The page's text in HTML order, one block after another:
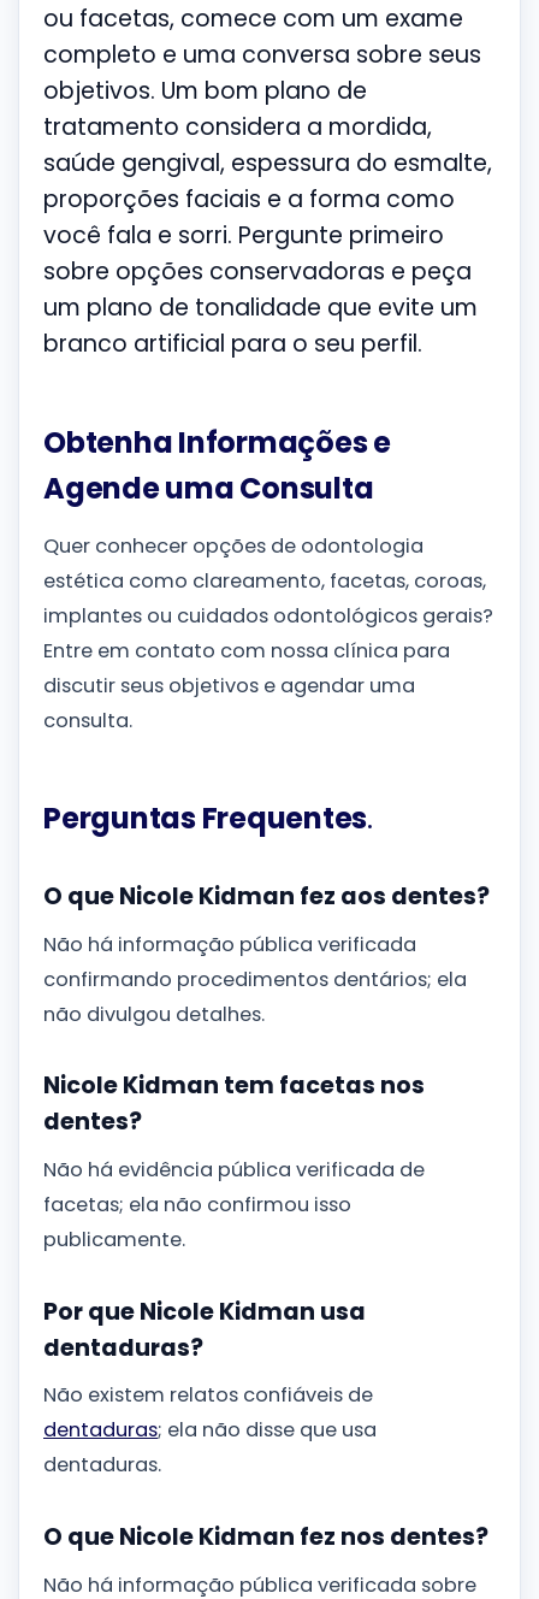
ou facetas, comece com um exame
completo e uma conversa sobre seus
objetivos. Um bom plano de
tratamento considera a mordida,
saúde gengival, espessura do esmalte,
proporções faciais e a forma como
você fala e sorri. Pergunte primeiro
sobre opções conservadoras e peça
um plano de tonalidade que evite um
branco artificial para o seu perfil.
Obtenha Informações e
Agende uma Consulta
Quer conhecer opções de odontologia
estética como clareamento, facetas, coroas,
implantes ou cuidados odontológicos gerais?
Entre em contato com nossa clínica para
discutir seus objetivos e agendar uma
consulta.
Perguntas Frequentes.
O que Nicole Kidman fez aos dentes?
Não há informação pública verificada
confirmando procedimentos dentários; ela
não divulgou detalhes.
Nicole Kidman tem facetas nos
dentes?
Não há evidência pública verificada de
facetas; ela não confirmou isso
publicamente.
Por que Nicole Kidman usa
dentaduras?
Não existem relatos confiáveis de
dentaduras; ela não disse que usa
dentaduras.
O que Nicole Kidman fez nos dentes?
Não há informação pública verificada sobre